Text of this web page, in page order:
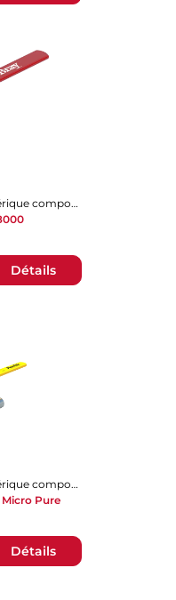
Détails
Robinet à tournant sphérique composé de 3 pièces
Détails
Robinet à tournant sphérique composé de 3 pièces
Micro Pure